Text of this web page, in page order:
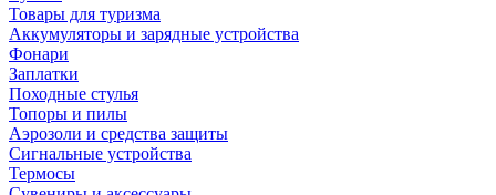
Товары для туризма
Аккумуляторы и зарядные устройства
Фонари
Заплатки
Походные стулья
Топоры и пилы
Аэрозоли и средства защиты
Сигнальные устройства
Термосы